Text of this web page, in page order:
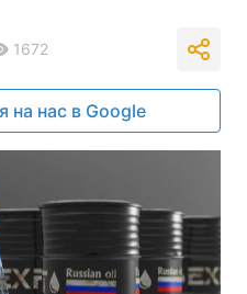
1672
на нас в Google